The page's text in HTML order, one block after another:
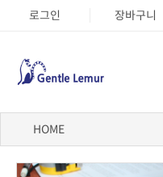
로그인 장바구니
HOME